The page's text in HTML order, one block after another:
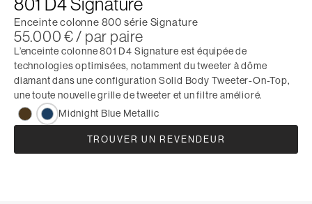
Enceinte colonne 800 série Signature
55.000 € / par paire
L’enceinte colonne 801 D4 Signature est équipée de
technologies optimisées, notamment du tweeter à dôme
diamant dans une configuration Solid Body Tweeter-On-Top,
une toute nouvelle grille de tweeter et un filtre amélioré.
Midnight Blue Metallic
TROUVER UN REVENDEUR